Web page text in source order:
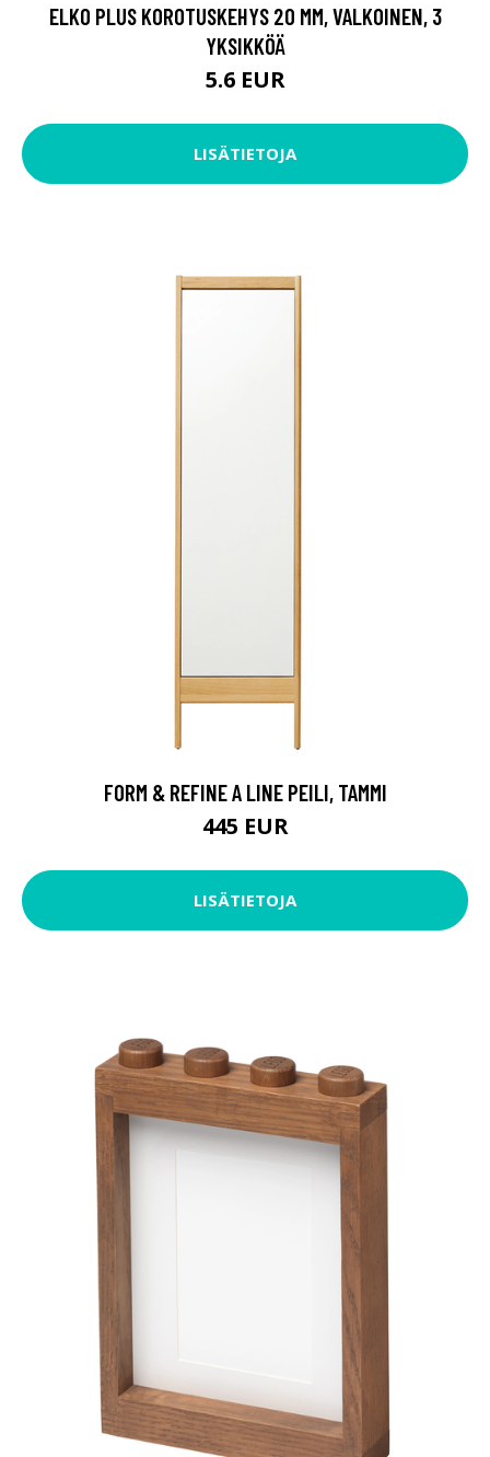
ELKO PLUS KOROTUSKEHYS 20 MM, VALKOINEN, 3
YKSIKKÖÄ
5.6 EUR
LISÄTIETOJA
FORM & REFINE A LINE PEILI, TAMMI
445 EUR
LISÄTIETOJA